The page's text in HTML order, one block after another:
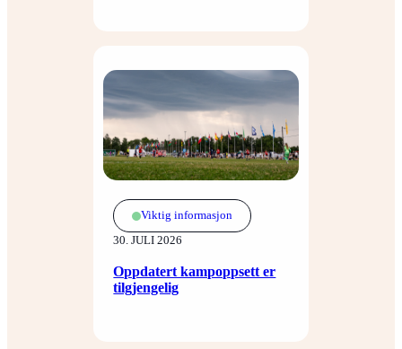
Viktig informasjon
30. JULI 2026
Oppdatert kampoppsett er
tilgjengelig